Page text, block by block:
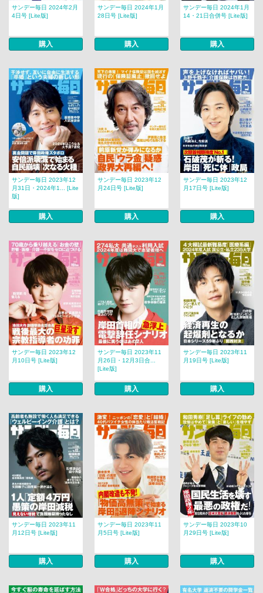
サンデー毎日 2024年2月
4日号 [Lite版]
購入
サンデー毎日 2024年1月
28日号 [Lite版]
購入
サンデー毎日 2024年1月
14・21日合併号 [Lite版]
購入
サンデー毎日 2023年12
月31日・2024年1... [Lite
版]
購入
サンデー毎日 2023年12
月24日号 [Lite版]
購入
サンデー毎日 2023年12
月17日号 [Lite版]
購入
サンデー毎日 2023年12
月10日号 [Lite版]
購入
サンデー毎日 2023年11
月26日・12月3日合...
[Lite版]
購入
サンデー毎日 2023年11
月19日号 [Lite版]
購入
サンデー毎日 2023年11
月12日号 [Lite版]
購入
サンデー毎日 2023年11
月5日号 [Lite版]
購入
サンデー毎日 2023年10
月29日号 [Lite版]
購入